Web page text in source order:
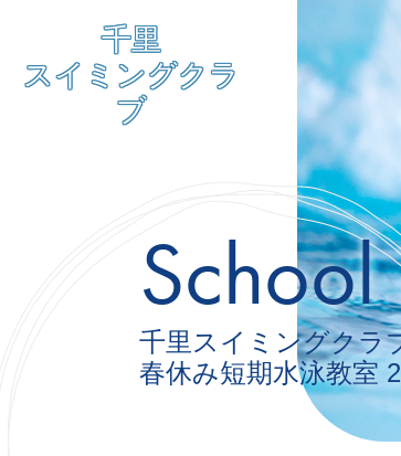
千里
スイミングクラ
ブ
School
千里スイミングクラ
春休み短期水泳教室